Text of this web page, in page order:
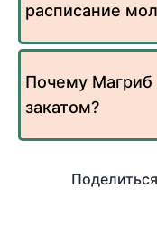
расписание
Почему Магриб
закатом?